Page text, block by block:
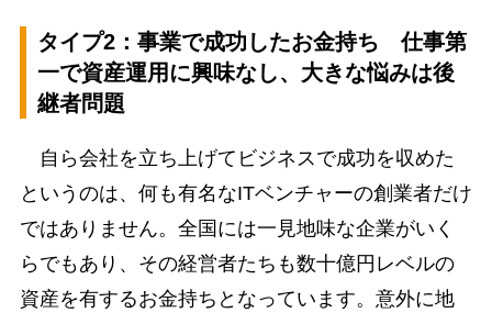
タイプ2： 事業で成功したお金持ち 仕事第
一で資産運用に興味なし、大きな悩みは後
継者問題
自ら会社を立ち上げてビジネスで成功を収めた
というのは、何も有名なITベンチャーの創業者だけ
ではありません。全国には一見地味な企業がいく
らでもあり、その経営者たちも数十億円レベルの
資産を有するお金持ちとなっています。意外に地